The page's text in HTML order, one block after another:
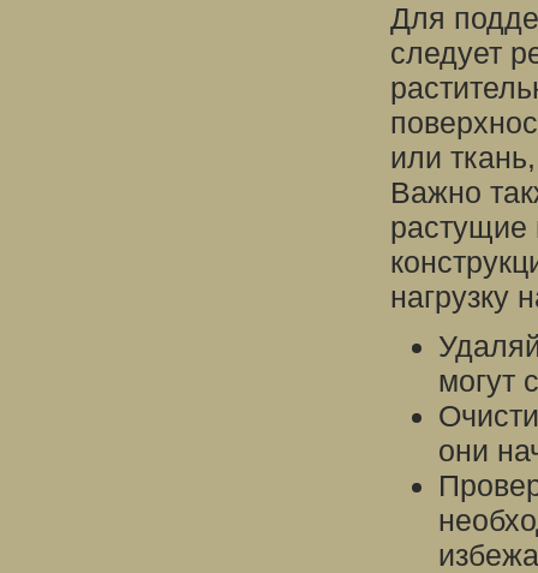
Для
следует
или
Важно
растущие
нагрузку
могут
они